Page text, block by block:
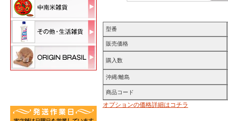
型番
販売価格
購入数
沖縄/離島
商品コード
オプションの価格詳細はコチラ